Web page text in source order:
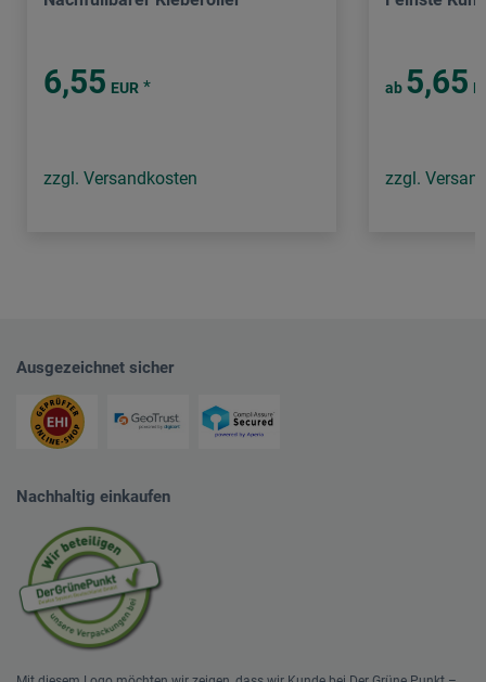
6,55 EUR *
zzgl. Versandkosten
ab 5,65
zzgl.
Ausgezeichnet sicher
Nachhaltig einkaufen